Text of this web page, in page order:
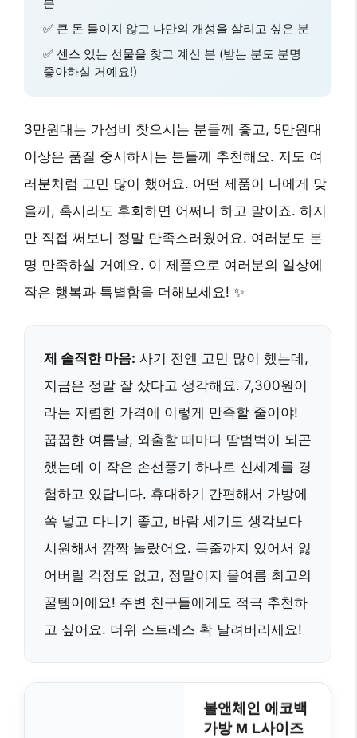
✅ 큰 돈 들이지 않고 나만의 개성을 살리고 싶은 분
✅ 센스 있는 선물을 찾고 계신 분 (받는 분도 분명
좋아하실 거예요!)
3만원대는 가성비 찾으시는 분들께 좋고, 5만원대
이상은 품질 중시하시는 분들께 추천해요. 저도 여
러분처럼 고민 많이 했어요. 어떤 제품이 나에게 맞
을까, 혹시라도 후회하면 어쩌나 하고 말이죠. 하지
만 직접 써보니 정말 만족스러웠어요. 여러분도 분
명 만족하실 거예요. 이 제품으로 여러분의 일상에
작은 행복과 특별함을 더해보세요! ✨
제 솔직한 마음: 사기 전엔 고민 많이 했는데,
지금은 정말 잘 샀다고 생각해요. 7,300원이
라는 저렴한 가격에 이렇게 만족할 줄이야!
꿉꿉한 여름날, 외출할 때마다 땀범벅이 되곤
했는데 이 작은 손선풍기 하나로 신세계를 경
험하고 있답니다. 휴대하기 간편해서 가방에
쏙 넣고 다니기 좋고, 바람 세기도 생각보다
시원해서 깜짝 놀랐어요. 목줄까지 있어서 잃
어버릴 걱정도 없고, 정말이지 올여름 최고의
꿀템이에요! 주변 친구들에게도 적극 추천하
고 싶어요. 더위 스트레스 확 날려버리세요!
볼앤체인 에코백
가방 M L사이즈